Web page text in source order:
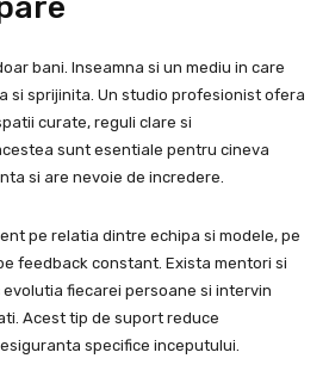
bani. Inseamna si un mediu in care
si sprijinita. Un studio profesionist ofera
curate, reguli clare si
sunt esentiale pentru cineva
si are nevoie de incredere.
pe relatia dintre echipa si modele, pe
feedback constant. Exista mentori si
fiecarei persoane si intervin
Acest tip de suport reduce
specifice inceputului.